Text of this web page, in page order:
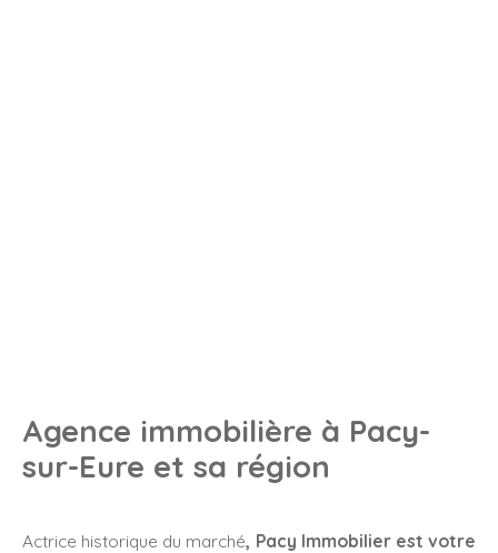
Agence immobilière à Pacy-
sur-Eure et sa région
Actrice historique du marché, Pacy Immobilier est votre